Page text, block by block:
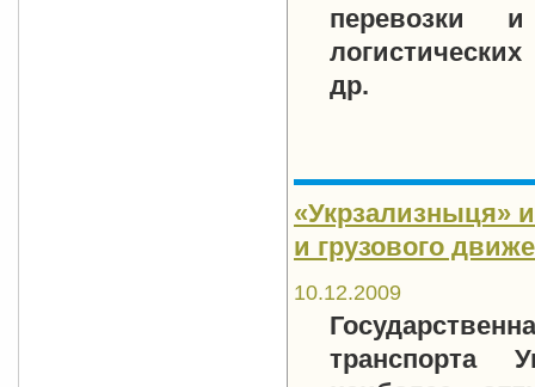
перевозки
др.
«Укрзализныця»
и грузового
10.12.2009
транспорта